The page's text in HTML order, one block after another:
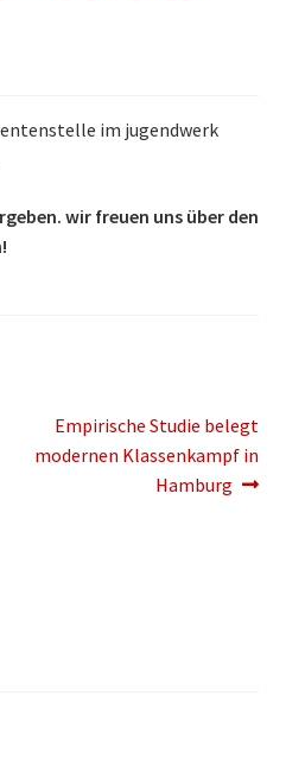
im jugendwerk
wir freuen uns über den
Nächster
Beitrag:
Empirische Studie belegt
modernen Klassenkampf in
Hamburg